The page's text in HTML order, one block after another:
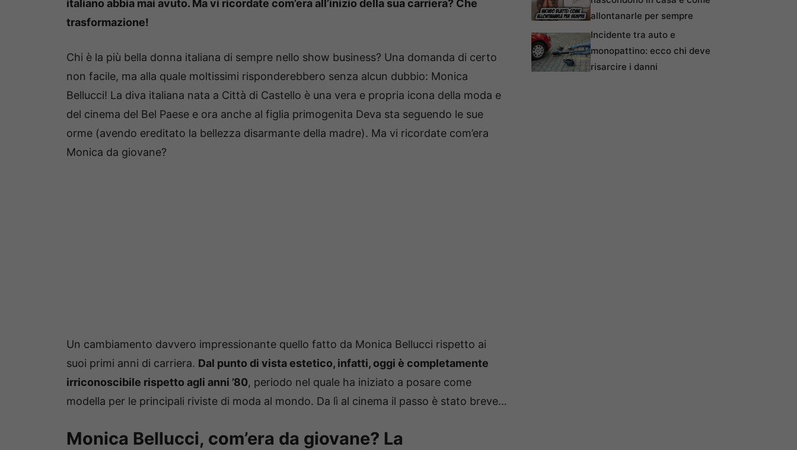
italiano abbia mai avuto. Ma vi ricordate com’era all’inizio della sua carriera? Che
trasformazione!
Chi è la più bella donna italiana di sempre nello show business? Una domanda di certo
non facile, ma alla quale moltissimi risponderebbero senza alcun dubbio: Monica
Bellucci! La diva italiana nata a Città di Castello è una vera e propria icona della moda e
del cinema del Bel Paese e ora anche al figlia primogenita Deva sta seguendo le sue
orme (avendo ereditato la bellezza disarmante della madre). Ma vi ricordate com’era
Monica da giovane?
Un cambiamento davvero impressionante quello fatto da Monica Bellucci rispetto ai
suoi primi anni di carriera. Dal punto di vista estetico, infatti, oggi è completamente
irriconoscibile rispetto agli anni ’80, periodo nel quale ha iniziato a posare come
modella per le principali riviste di moda al mondo. Da lì al cinema il passo è stato breve…
Monica Bellucci, com’era da giovane? La
allontanarle per sempre
Incidente tra auto e
monopattino: ecco chi deve
risarcire i danni